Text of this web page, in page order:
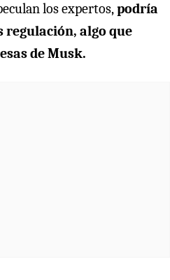
los expertos,podría
regulación, algo que
de Musk.